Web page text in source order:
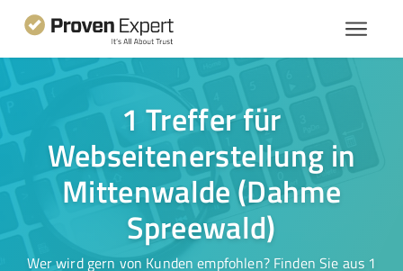
1 Treffer für
Webseitenerstellung in
Mittenwalde (Dahme
Spreewald)
Wer wird gern von Kunden empfohlen? Finden Sie aus 1